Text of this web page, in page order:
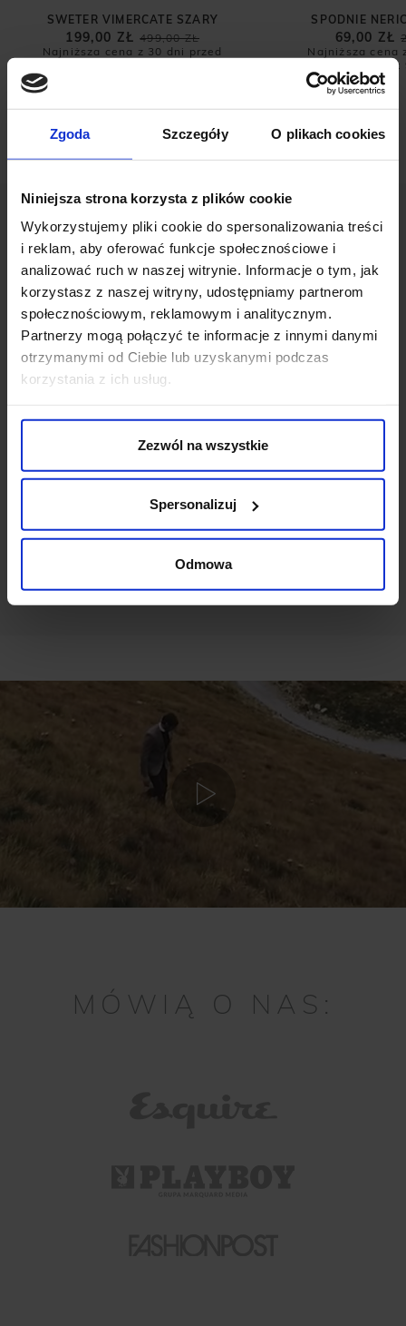
Zgoda Szczegóły O plikach cookies
Niniejsza strona korzysta z plików cookie
Wykorzystujemy pliki cookie do spersonalizowania treści
i reklam, aby oferować funkcje społecznościowe i
analizować ruch w naszej witrynie. Informacje o tym, jak
korzystasz z naszej witryny, udostępniamy partnerom
społecznościowym, reklamowym i analitycznym.
Partnerzy mogą połączyć te informacje z innymi danymi
otrzymanymi od Ciebie lub uzyskanymi podczas
korzystania z ich usług.
Zezwól na wszystkie
Spersonalizuj
Odmowa
SWETER VIMERCATE SZARY
499,00 ZŁ
199,00 ZŁ
Najniższa cena z 30 dni przed
SPODNIE
69,00 ZŁ
Najniższa cena
promocją:
OPINIE O PRODUKCIE: SWETER
KAMIZELKA BESENZONE VN
BEŻOWY
Ten produkt nie ma jeszcze opinii, dodaj opinię, bądź
pierwszy!
MÓWIĄ O NAS: